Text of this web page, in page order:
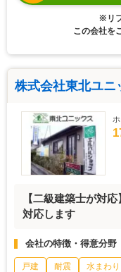
※リ
この会社を
株式会社東北ユニ
【二級建築士が対
対応します
会社の特徴・得意分野
戸建 耐震 水まわり